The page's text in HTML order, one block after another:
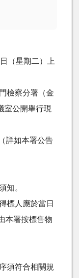
（星期二）上
檢察分署（金
室公開舉行現
詳如本署公告
知。
標人應於當日
本署按標售物
須符合相關規